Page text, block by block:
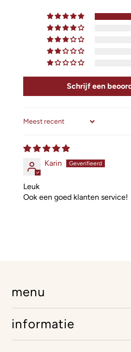
Schrijf een
Sort by
Karin
Leuk
Ook een goed klanten service!
menu
informatie